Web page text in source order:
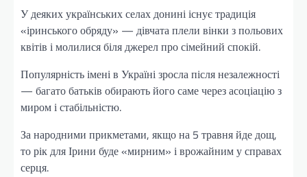
У деяких українських селах донині існує традиція
«іринського обряду» — дівчата плели вінки з польових
квітів і молилися біля джерел про сімейний спокій.
Популярність імені в Україні зросла після незалежності
— багато батьків обирають його саме через асоціацію з
миром і стабільністю.
За народними прикметами, якщо на 5 травня йде дощ,
то рік для Ірини буде «мирним» і врожайним у справах
серця.